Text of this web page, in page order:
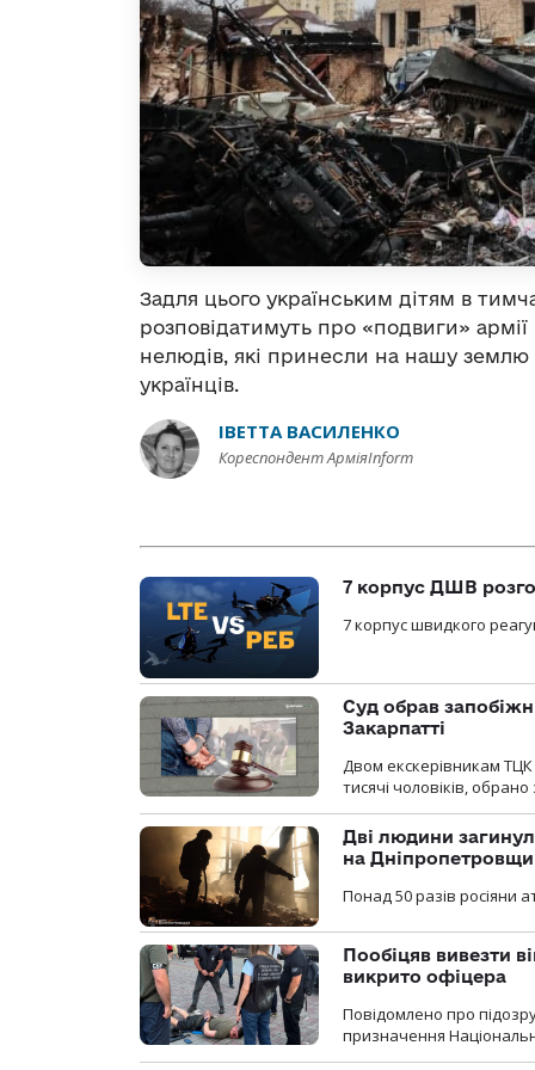
Задля цього українським дітям в
розповідатимуть про «подвиги»
нелюдів, які принесли на нашу землю
українців.
ІВЕТТА ВАСИЛЕНКО
Кореспондент АрміяInform
7 корпус ДШВ
7 корпус швидкого
Суд обрав
Закарпатті
Двом екскерівникам
тисячі чоловіків,
Дві людини
на
Понад 50 разів росіяни
Пообіцяв вивезти
викрито офіцера
Повідомлено про
призначення